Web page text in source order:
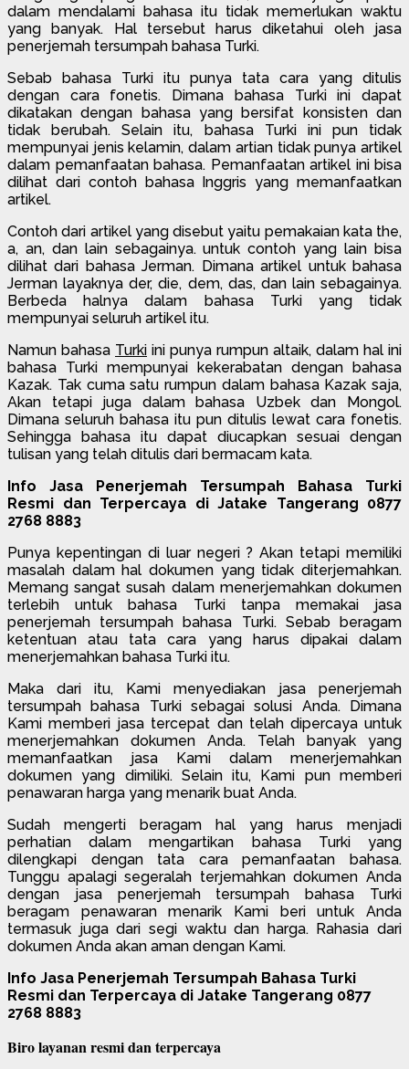
dalam mendalami bahasa itu tidak memerlukan waktu
yang banyak. Hal tersebut harus diketahui oleh jasa
penerjemah tersumpah bahasa Turki.
Sebab bahasa Turki itu punya tata cara yang ditulis
dengan cara fonetis. Dimana bahasa Turki ini dapat
dikatakan dengan bahasa yang bersifat konsisten dan
tidak berubah. Selain itu, bahasa Turki ini pun tidak
mempunyai jenis kelamin, dalam artian tidak punya artikel
dalam pemanfaatan bahasa. Pemanfaatan artikel ini bisa
dilihat dari contoh bahasa Inggris yang memanfaatkan
artikel.
Contoh dari artikel yang disebut yaitu pemakaian kata the,
a, an, dan lain sebagainya. untuk contoh yang lain bisa
dilihat dari bahasa Jerman. Dimana artikel untuk bahasa
Jerman layaknya der, die, dem, das, dan lain sebagainya.
Berbeda halnya dalam bahasa Turki yang tidak
mempunyai seluruh artikel itu.
Namun bahasa Turki ini punya rumpun altaik, dalam hal ini
bahasa Turki mempunyai kekerabatan dengan bahasa
Kazak. Tak cuma satu rumpun dalam bahasa Kazak saja,
Akan tetapi juga dalam bahasa Uzbek dan Mongol.
Dimana seluruh bahasa itu pun ditulis lewat cara fonetis.
Sehingga bahasa itu dapat diucapkan sesuai dengan
tulisan yang telah ditulis dari bermacam kata.
Info Jasa Penerjemah Tersumpah Bahasa Turki
Resmi dan Terpercaya di Jatake Tangerang 0877
2768 8883
Punya kepentingan di luar negeri ? Akan tetapi memiliki
masalah dalam hal dokumen yang tidak diterjemahkan.
Memang sangat susah dalam menerjemahkan dokumen
terlebih untuk bahasa Turki tanpa memakai jasa
penerjemah tersumpah bahasa Turki. Sebab beragam
ketentuan atau tata cara yang harus dipakai dalam
menerjemahkan bahasa Turki itu.
Maka dari itu, Kami menyediakan jasa penerjemah
tersumpah bahasa Turki sebagai solusi Anda. Dimana
Kami memberi jasa tercepat dan telah dipercaya untuk
menerjemahkan dokumen Anda. Telah banyak yang
memanfaatkan jasa Kami dalam menerjemahkan
dokumen yang dimiliki. Selain itu, Kami pun memberi
penawaran harga yang menarik buat Anda.
Sudah mengerti beragam hal yang harus menjadi
perhatian dalam mengartikan bahasa Turki yang
dilengkapi dengan tata cara pemanfaatan bahasa.
Tunggu apalagi segeralah terjemahkan dokumen Anda
dengan jasa penerjemah tersumpah bahasa Turki
beragam penawaran menarik Kami beri untuk Anda
termasuk juga dari segi waktu dan harga. Rahasia dari
dokumen Anda akan aman dengan Kami.
Info Jasa Penerjemah Tersumpah Bahasa Turki
Resmi dan Terpercaya di Jatake Tangerang 0877
2768 8883
Biro layanan resmi dan terpercaya